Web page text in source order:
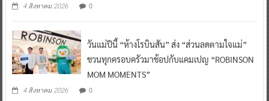
4 สิงหาคม 2026 0
วันแม่ปีนี้ “ห้างโรบินสัน” ส่ง “ส่วนลดตามใจแม่”
ชวนทุกครอบครัวมาช้อปกับแคมเปญ “ROBINSON
MOM MOMENTS”
4 สิงหาคม 2026 0